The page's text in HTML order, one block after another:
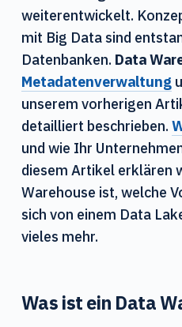
weiterentwickelt.
mit Big Data sind
Datenbanken. Data
Metadatenverwaltung
unserem vorherigen
detailliert beschrieben.
und wie Ihr
diesem Artikel erklären
Warehouse ist, welche
sich von einem Data
vieles mehr.
Was ist ein Data